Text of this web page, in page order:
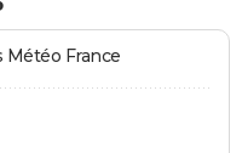
Météo France